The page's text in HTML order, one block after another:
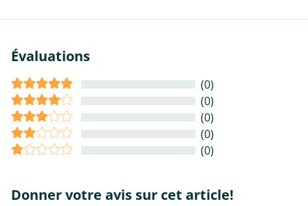
Évaluations
(0)
(0)
(0)
(0)
(0)
Donner votre avis sur cet article!